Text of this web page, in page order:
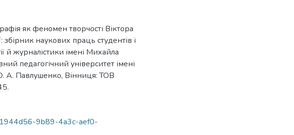
як феномен творчості Віктора
збірник наукових праць студентів і
й журналістики імені Михайла
педагогічний університет імені
А. Павлушенко, Вінниця: ТОВ
9b89-4a3c-aef0-